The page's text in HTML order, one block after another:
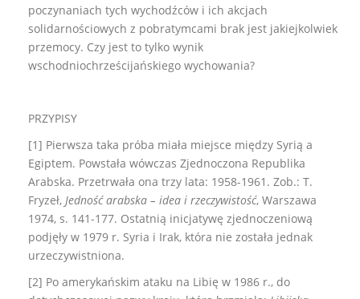
poczynaniach tych wychodźców i ich akcjach
solidarnościowych z pobratymcami brak jest jakiejkolwiek
przemocy. Czy jest to tylko wynik
wschodniochrześcijańskiego wychowania?
PRZYPISY
[1] Pierwsza taka próba miała miejsce między Syrią a
Egiptem. Powstała wówczas Zjednoczona Republika
Arabska. Przetrwała ona trzy lata: 1958-1961. Zob.: T.
Fryzeł, Jedność arabska – idea i rzeczywistość, Warszawa
1974, s. 141-177. Ostatnią inicjatywę zjednoczeniową
podjęły w 1979 r. Syria i Irak, która nie została jednak
urzeczywistniona.
[2] Po amerykańskim ataku na Libię w 1986 r., do